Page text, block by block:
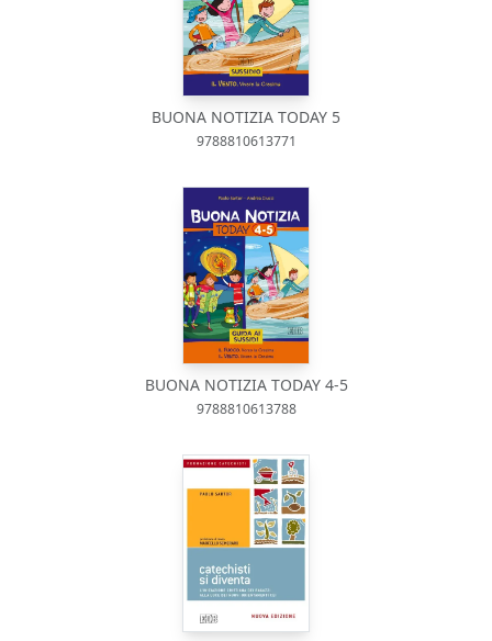
BUONA NOTIZIA TODAY 5
9788810613771
BUONA NOTIZIA TODAY 4-5
9788810613788